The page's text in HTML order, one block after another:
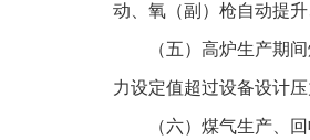
动、氧（副）枪自动提
（五）高炉生产期
力设定值超过设备设计压
（六）煤气生产、